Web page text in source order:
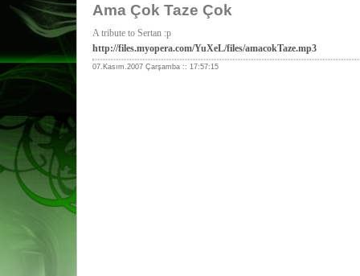
Ama Çok Taze Çok
A tribute to Sertan :p
http://files.myopera.com/YuXeL/files/amacokTaze.mp3
07.Kasım.2007 Çarşamba :: 17:57:15